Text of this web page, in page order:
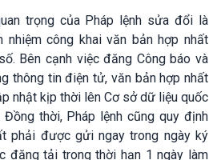
trọng của Pháp lệnh sửa đổi là
nhiệm công khai văn bản hợp nhất
Bên cạnh việc đăng Công báo và
thông tin điện tử, văn bản hợp nhất
nhật kịp thời lên Cơ sở dữ liệu quốc
thời, Pháp lệnh cũng quy định
phải được gửi ngay trong ngày ký
đăng tải trong thời hạn 1 ngày làm